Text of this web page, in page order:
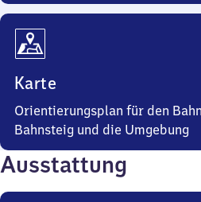
Karte
Orientierungsplan für den
Bahnsteig und die Umgebung
Ausstattung